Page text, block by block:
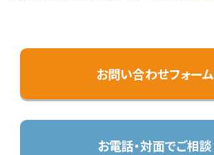
お問い合わせフォーム
お電話・対面でご相談